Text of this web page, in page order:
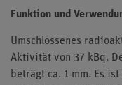
Funktion und
Umschlossenes
Aktivität von 37 kBq.
beträgt ca. 1 mm. Es